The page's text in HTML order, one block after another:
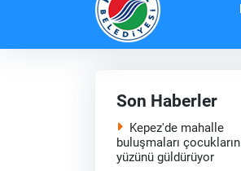
Son Haberler
Kepez'de mahalle
buluşmaları çocukların
yüzünü güldürüyor